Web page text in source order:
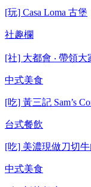
[玩] Casa Loma 古堡
社趣欄
[社] 大都會 ‧ 帶領大
中式美食
[吃] 黃三記 Sam’s
台式餐飲
[吃] 美濃現做刀切牛
中式美食